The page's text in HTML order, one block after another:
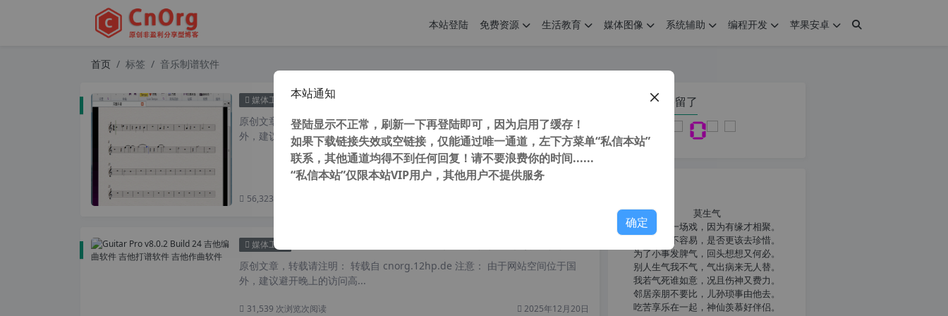
本站登陆 免费资源 生活教育 媒体图像 系统辅助 编程开发 苹果安卓
首页 标签 音乐制谱软件
媒体工具 Avid Sibelius Ultimate 2022.9 Build 1464 中文版 爱维德西贝柳斯 五线谱打谱软件 制谱软件 音乐制谱软件
原创文章，转载请注明： 转载自cnorg.12hp.de 注意：由于网站空间位于国
外，建议避开晚上的访问高峰期...
56,323 次浏览
媒体工具
原创文章，转载请注明： 转载自 cnorg.12hp.de 注意： 由于网站空间位于国
外，建议避开晚上的访问高...
31,539 次浏览次阅读 2025年12月20日
您在本页停留了
莫生气
人生就像一场戏，因为有缘才相聚。
相扶到老不容易，是否更该去珍惜。
为了小事发脾气，回头想想又何必。
别人生气我不气，气出病来无人替。
我若气死谁如意，况且伤神又费力。
邻居亲朋不要比，儿孙琐事由他去。
吃苦享乐在一起，神仙羡慕好伴侣。
本站通知
登陆显示不正常，刷新一下再登陆即可，因为启用了缓存！
如果下载链接失效或空链接，仅能通过唯一通道，左下方菜单“私信本站”
联系，其他通道均得不到任何回复！请不要浪费你的时间......
“私信本站”仅限本站VIP用户，其他用户不提供服务
确定